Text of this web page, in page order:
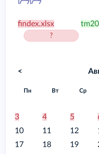
findex.xlsx
?
<
Пн Вт Ср
3
4 5
10
11 12
17
18 19